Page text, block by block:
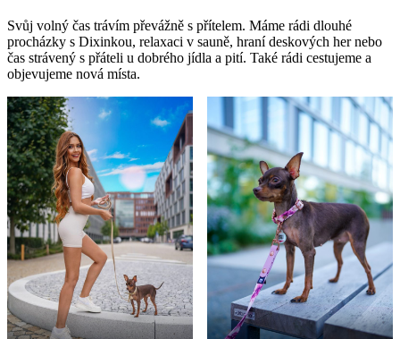
Svůj volný čas trávím převážně s přítelem. Máme rádi dlouhé
procházky s Dixinkou, relaxaci v sauně, hraní deskových her nebo
čas strávený s přáteli u dobrého jídla a pití. Také rádi cestujeme a
objevujeme nová místa.